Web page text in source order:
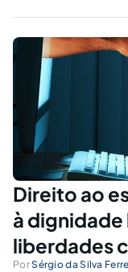
de expressão.
Direito ao
à dignidade
liberdades
PorSérgio da Silva